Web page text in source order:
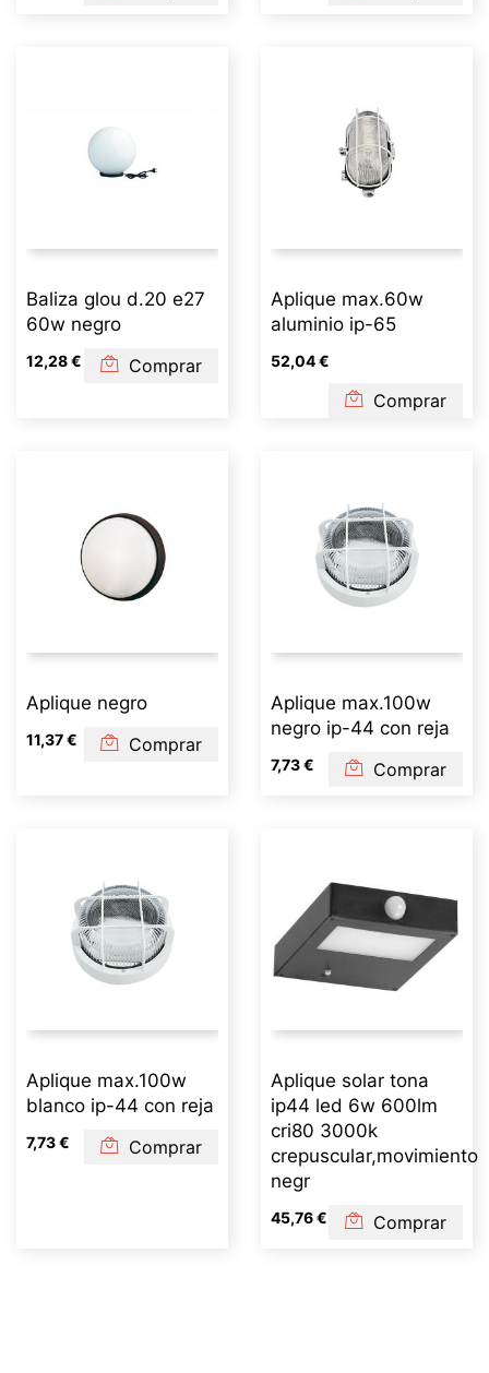
Baliza glou d.20 e27
60w negro
12,28 € Comprar
Aplique max.60w
aluminio ip-65
52,04 €
Comprar
Aplique negro
11,37 € Comprar
Aplique max.100w
negro ip-44 con reja
7,73 € Comprar
Aplique max.100w
blanco ip-44 con reja
7,73 € Comprar
Aplique solar tona
ip44 led 6w 600lm
cri80 3000k
crepuscular,movimiento
negr
45,76 € Comprar